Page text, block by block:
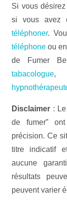
Si vous
si vous avez
téléphoner.
téléphone ou en
de Fumer
tabacologue,
Disclaimer :
de fumer”
précision. Ce
titre indicatif
aucune
résultats
peuvent varier